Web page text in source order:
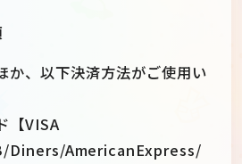
、以下決済方法がご使用い
【VISA
Diners/AmericanExpress/